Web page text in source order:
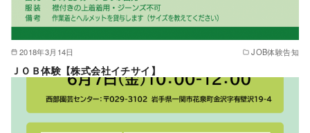
2018年3月14日 JOB体験告知
ＪＯＢ体験【株式会社イチサイ】